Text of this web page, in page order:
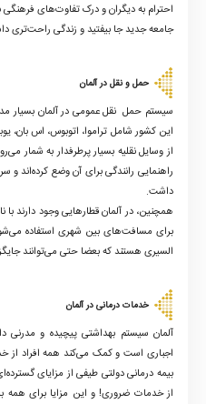
احترام به دیگران و درک تفاوت‌های
جامعه جدید جا بیفتید و زندگی راحت‌تری
حمل و نقل در آلمان
سیستم حمل نقل عمومی در آلمان بسیار
این کشور شامل تراموا، اتوبوس، اس بان،
از وسایل نقلیه بسیار پرطرفدار به شمار
راهنمایی رانندگی برای آن وضع کرده‌اند و
داشت.
السیری هستند که بعضا حتی می‌توانند
خدمات درمانی در آلمان
آلمان سیستم بهداشتی پیچیده‌ و مدرنی
اجباری است و کمک می‌کند همه افراد از
بیمه درمانی دولتی طیفی از مزایای
از خدمات ضروری! و این مزایا برای